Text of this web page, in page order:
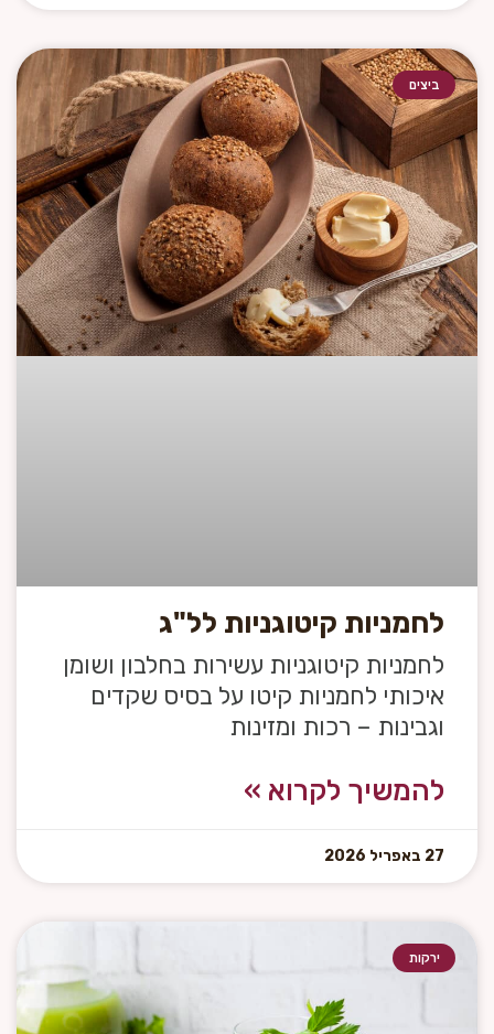
ביצים
לחמניות קיטוגניות לל"ג
לחמניות קיטוגניות עשירות בחלבון ושומן
איכותי לחמניות קיטו על בסיס שקדים
וגבינות – רכות ומזינות
להמשיך לקרוא »
27 באפריל 2026
ירקות